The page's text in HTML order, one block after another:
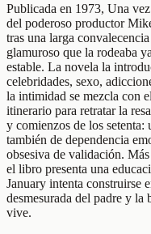
Publicada en 1973, Una
del poderoso productor
tras una larga
glamuroso que la rodeaba
estable. La novela la
celebridades, sexo,
la intimidad se mezcla con
itinerario para retratar la
y comienzos de los setenta:
también de dependencia
obsesiva de validación.
el libro presenta una
January intenta construirse
desmesurada del padre y
vive.